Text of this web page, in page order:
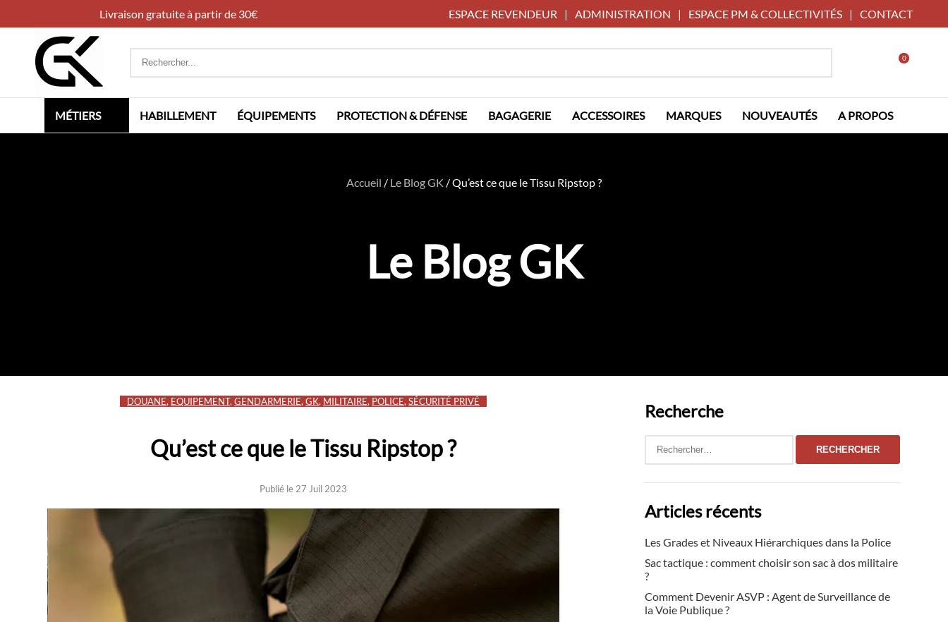
Livraison gratuite à partir de 30€ ESPACE REVENDEUR | ADMINISTRATION | ESPACE PM & COLLECTIVITÉS | CONTACT
Rechercher
0
MÉTIERS HABILLEMENT ÉQUIPEMENTS PROTECTION & DÉFENSE BAGAGERIE ACCESSOIRES MARQUES NOUVEAUTÉS A PROPOS
Accueil / Le Blog GK /Qu’est ce que le Tissu Ripstop ?
Le Blog GK
DOUANE, EQUIPEMENT,GENDARMERIE,GK, MILITAIRE, POLICE,SÉCURITÉ PRIVÉ
Qu’est ce que le Tissu Ripstop ?
Publié le 27 Juil 2023
Recherche
Rechercher :
Articles récents
Les Grades et Niveaux Hiérarchiques dans la Police
Sac tactique : comment choisir son sac à dos militaire
?
Comment Devenir ASVP : Agent de Surveillance de
la Voie Publique ?